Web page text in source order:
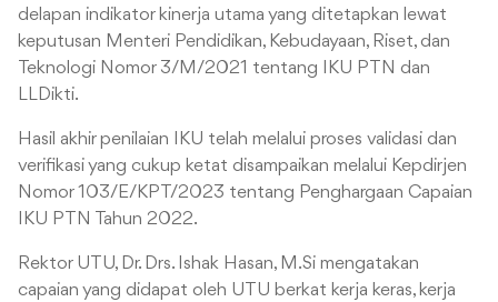
delapan indikator kinerja utama yang ditetapkan lewat
keputusan Menteri Pendidikan, Kebudayaan, Riset, dan
Teknologi Nomor 3/M/2021 tentang IKU PTN dan
LLDikti.
Hasil akhir penilaian IKU telah melalui proses validasi dan
verifikasi yang cukup ketat disampaikan melalui Kepdirjen
Nomor 103/E/KPT/2023 tentang Penghargaan Capaian
IKU PTN Tahun 2022.
Rektor UTU, Dr. Drs. Ishak Hasan, M.Si mengatakan
capaian yang didapat oleh UTU berkat kerja keras, kerja